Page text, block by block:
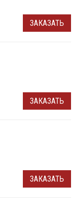
ЗАКАЗАТЬ
ЗАКАЗАТЬ
ЗАКАЗАТЬ